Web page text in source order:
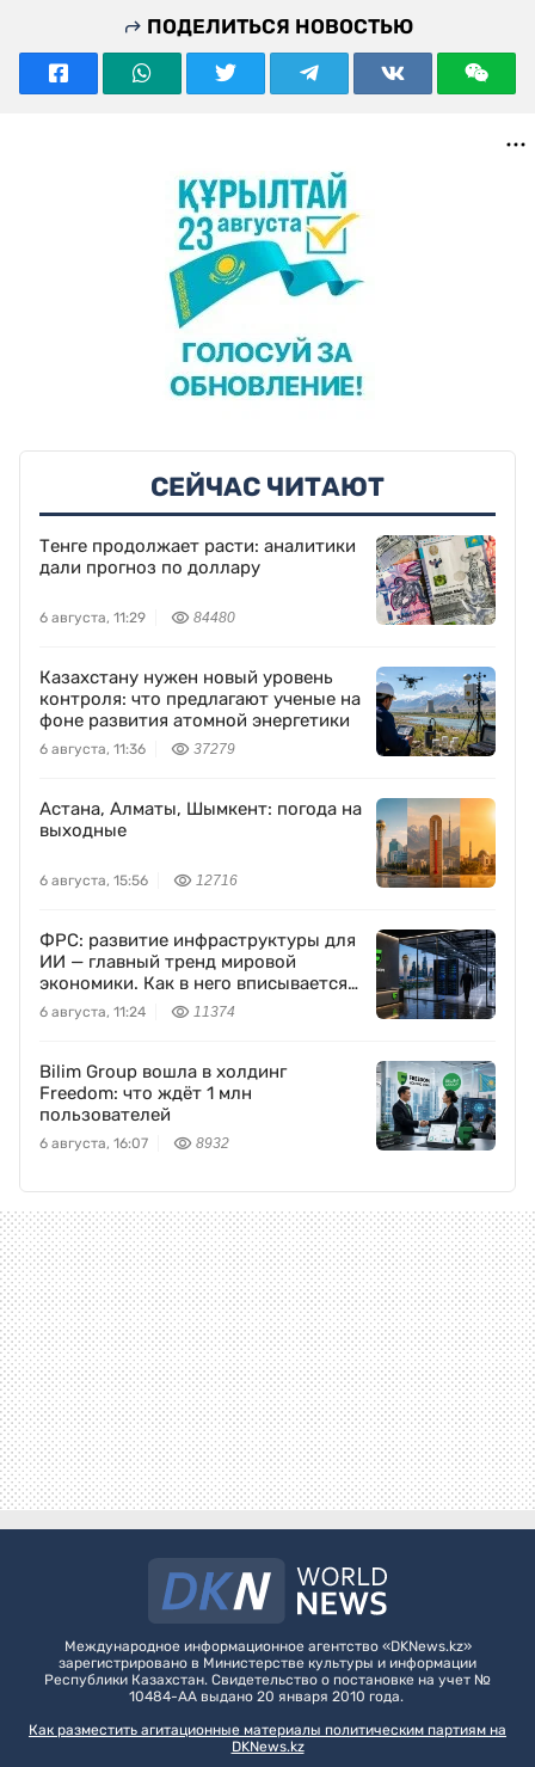
ПОДЕЛИТЬСЯ НОВОСТЬЮ
СЕЙЧАС ЧИТАЮТ
Тенге продолжает расти: аналитики
дали прогноз по доллару
6 августа, 11:29 84480
Казахстану нужен новый уровень
контроля: что предлагают ученые на
фоне развития атомной энергетики
6 августа, 11:36 37279
Астана, Алматы, Шымкент: погода на
выходные
6 августа, 15:56 12716
ФРС: развитие инфраструктуры для
ИИ — главный тренд мировой
экономики. Как в него вписывается
Freedom Holding Corp.
6 августа, 11:24 11374
Bilim Group вошла в холдинг
Freedom: что ждёт 1 млн
пользователей
6 августа, 16:07 8932
Международное информационное агентство «DKNews.kz»
зарегистрировано в Министерстве культуры и информации
Республики Казахстан. Свидетельство о постановке на учет №
10484-АА выдано 20 января 2010 года.
Как разместить агитационные материалы политическим партиям на
DKNews.kz